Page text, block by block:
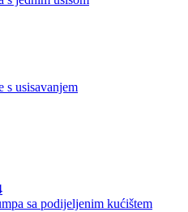
s usisavanjem
sa podijeljenim kućištem